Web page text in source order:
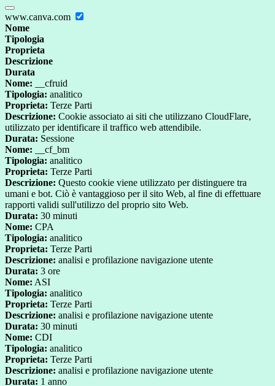
www.canva.com
Nome
Tipologia
Proprieta
Descrizione
Durata
Nome: __cfruid
Tipologia: analitico
Proprieta: Terze Parti
Descrizione: Cookie associato ai siti che utilizzano CloudFlare,
utilizzato per identificare il traffico web attendibile.
Durata: Sessione
Nome: __cf_bm
Tipologia: analitico
Proprieta: Terze Parti
Descrizione: Questo cookie viene utilizzato per distinguere tra
umani e bot. Ciò è vantaggioso per il sito Web, al fine di effettuare
rapporti validi sull'utilizzo del proprio sito Web.
Durata: 30 minuti
Nome: CPA
Tipologia: analitico
Proprieta: Terze Parti
Descrizione: analisi e profilazione navigazione utente
Durata: 3 ore
Nome: ASI
Tipologia: analitico
Proprieta: Terze Parti
Descrizione: analisi e profilazione navigazione utente
Durata: 30 minuti
Nome: CDI
Tipologia: analitico
Proprieta: Terze Parti
Descrizione: analisi e profilazione navigazione utente
Durata: 1 anno